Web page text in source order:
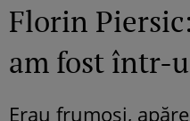
Florin
am fost într-
Erau frumoși,